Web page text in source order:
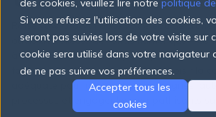
des cookies, veuillez lire notre politique
Si vous refusez l'utilisation des cookies,
seront pas suivies lors de votre visite sur
cookie sera utilisé dans votre navigateur
de ne pas suivre vos préférences.
Accepter tous les
cookies
Ressources
Login Commencez
RaiseNow Growth dote votre équipe
outils de collecte de fonds numérique –
à l'échelle, à votre marque et prête à être
formules flexibles, vous pouvez choisir la
adéquate pour mener des campagnes,
processus et engager les sympathisants